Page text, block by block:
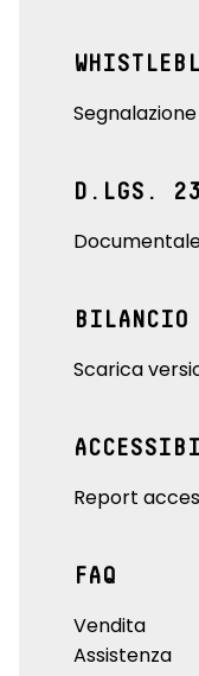
Segnalazione
D.LGS.
Scarica
Report
FAQ
Vendita
Assistenza